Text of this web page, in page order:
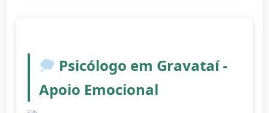
Psicólogo em Gravataí -
Apoio Emocional